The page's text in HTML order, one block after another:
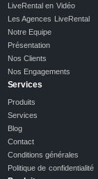
LiveRental en Vidéo
Les Agences LiveRental
Notre Equipe
Présentation
Nos Clients
Nos Engagements
Services
Produits
Services
Blog
Contact
Conditions générales
Politique de confidentialité